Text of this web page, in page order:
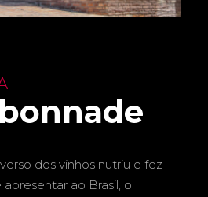
dos vinhos nutriu e fez
ao Brasil, o